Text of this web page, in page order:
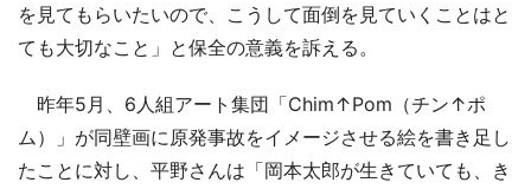
を見てもらいたいので、こうして面倒を見ていくことはと
ても大切なこと」と保全の意義を訴える。
昨年5月、6人組アート集団「Chim↑Pom（チン↑ポ
ム）」が同壁画に原発事故をイメージさせる絵を書き足し
たことに対し、平野さんは「岡本太郎が生きていても、き